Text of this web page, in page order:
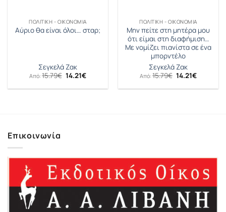
ΠΟΛΙΤΙΚΉ - ΟΙΚΟΝΟΜΊΑ
Αύριο θα είναι όλοι… σταρ;
Σεγκελά Ζακ
Από: 15.79€ Original
was:
14.21€Η
τιμή
ΠΟΛΙΤΙΚΉ - ΟΙΚΟΝΟΜΊΑ
Μην πείτε στη μητέρα μου
ότι είμαι στη διαφήμιση…
Με νομίζει πιανίστα σε ένα
μπορντέλο
Σεγκελά Ζακ
Από: 15.79€ Original
was:
14.21€Η
τιμή
Επικοινωνία